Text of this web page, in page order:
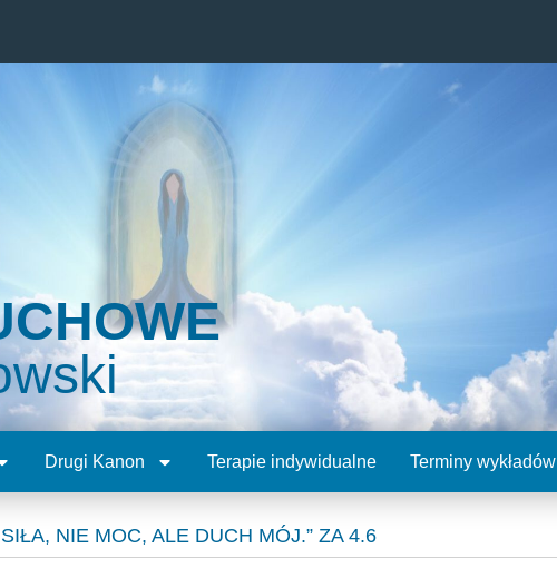
Drugi Kanon Terapie indywidualne Terminy wykładów
NIE MOC, ALE DUCH MÓJ.” ZA 4.6